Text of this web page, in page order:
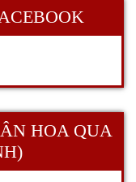
HOA QUA